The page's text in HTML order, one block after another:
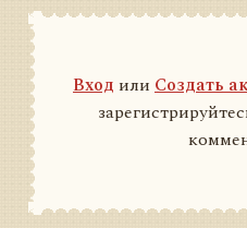
Вход или Создать